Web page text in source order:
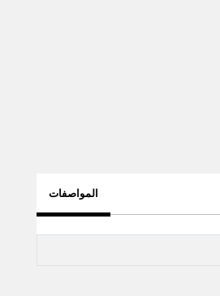
المواصفات